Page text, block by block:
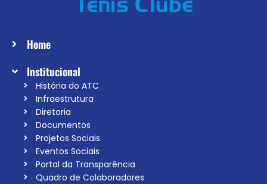
Home
Institucional
História do ATC
Infraestrutura
Diretoria
Documentos
Projetos Sociais
Eventos Sociais
Portal da Transparência
Quadro de Colaboradores